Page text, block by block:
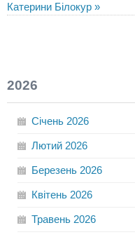
Катерини Білокур »
2026
Січень 2026
Лютий 2026
Березень 2026
Квітень 2026
Травень 2026